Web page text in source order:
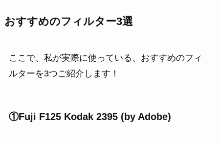
おすすめのフィルター3選
ここで、私が実際に使っている、おすすめのフィ
ルターを3つご紹介します！
①Fuji F125 Kodak 2395 (by Adobe)